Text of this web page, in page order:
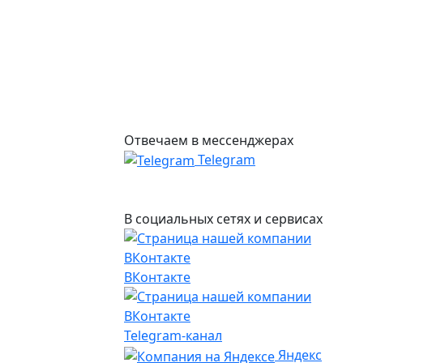
Отвечаем в мессенджерах
Telegram
В социальных сетях и сервисах
ВКонтакте
Telegram-канал
Яндекс